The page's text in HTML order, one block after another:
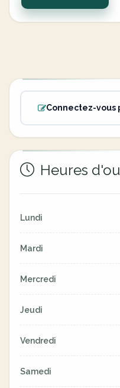
Connectez-vous
Heures
Lundi
Mardi
Mercredi
Jeudi
Vendredi
Samedi